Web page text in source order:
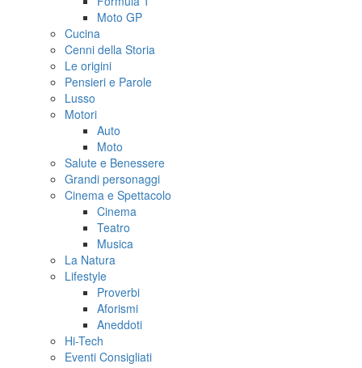
Moto GP
Cucina
Cenni della Storia
Le origini
Pensieri e Parole
Lusso
Motori
Auto
Moto
Salute e Benessere
Grandi personaggi
Cinema e Spettacolo
Cinema
Teatro
Musica
La Natura
Lifestyle
Proverbi
Aforismi
Aneddoti
Hi-Tech
Eventi Consigliati